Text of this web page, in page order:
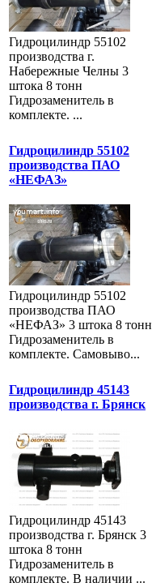
Гидроцилиндр 55102
производства г.
Набережные Челны 3
штока 8 тонн
Гидрозаменитель в
комплекте. ...
Гидроцилиндр 55102
производства ПАО
«НЕФАЗ»
Гидроцилиндр 55102
производства ПАО
«НЕФАЗ» 3 штока 8 тонн
Гидрозаменитель в
комплекте. Самовыво...
Гидроцилиндр 45143
производства г. Брянск
Гидроцилиндр 45143
производства г. Брянск 3
штока 8 тонн
Гидрозаменитель в
комплекте. В наличии ...